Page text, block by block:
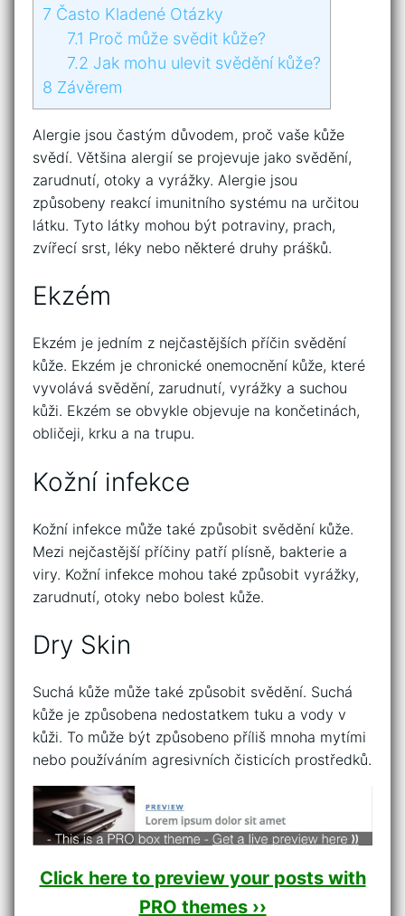
7 Často Kladené Otázky
7.1 Proč může svědit kůže?
7.2 Jak mohu ulevit svědění kůže?
8 Závěrem
Alergie jsou častým důvodem, proč vaše kůže
svědí. Většina alergií se projevuje jako svědění,
zarudnutí, otoky a vyrážky. Alergie jsou
způsobeny reakcí imunitního systému na určitou
látku. Tyto látky mohou být potraviny, prach,
zvířecí srst, léky nebo některé druhy prášků.
Ekzém
Ekzém je jedním z nejčastějších příčin svědění
kůže. Ekzém je chronické onemocnění kůže, které
vyvolává svědění, zarudnutí, vyrážky a suchou
kůži. Ekzém se obvykle objevuje na končetinách,
obličeji, krku a na trupu.
Kožní infekce
Kožní infekce může také způsobit svědění kůže.
Mezi nejčastější příčiny patří plísně, bakterie a
viry. Kožní infekce mohou také způsobit vyrážky,
zarudnutí, otoky nebo bolest kůže.
Dry Skin
Suchá kůže může také způsobit svědění. Suchá
kůže je způsobena nedostatkem tuku a vody v
kůži. To může být způsobeno příliš mnoha mytími
nebo používáním agresivních čisticích prostředků.
Click here to preview your posts with
PRO themes ››